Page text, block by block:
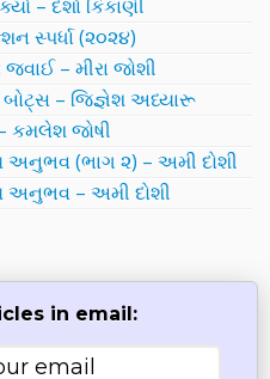
– દર્શા કિકાણી
સ્પર્ધા (૨૦૨૪)
– મીરા જોશી
બોટ્સ – જિજ્ઞેશ અધ્યારૂ
કમલેશ જોષી
અનુભવ (ભાગ ૨) – અમી દોશી
અનુભવ – અમી દોશી
in email: